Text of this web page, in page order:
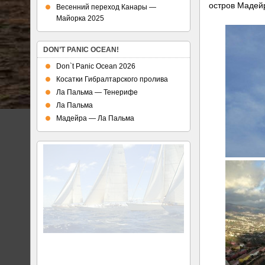
остров
Весенний переход Канары —
Майорка 2025
DON’T PANIC OCEAN!
Don`t Panic Ocean 2026
Косатки Гибралтарского пролива
Ла Пальма — Тенерифе
Ла Пальма
Мадейра — Ла Пальма